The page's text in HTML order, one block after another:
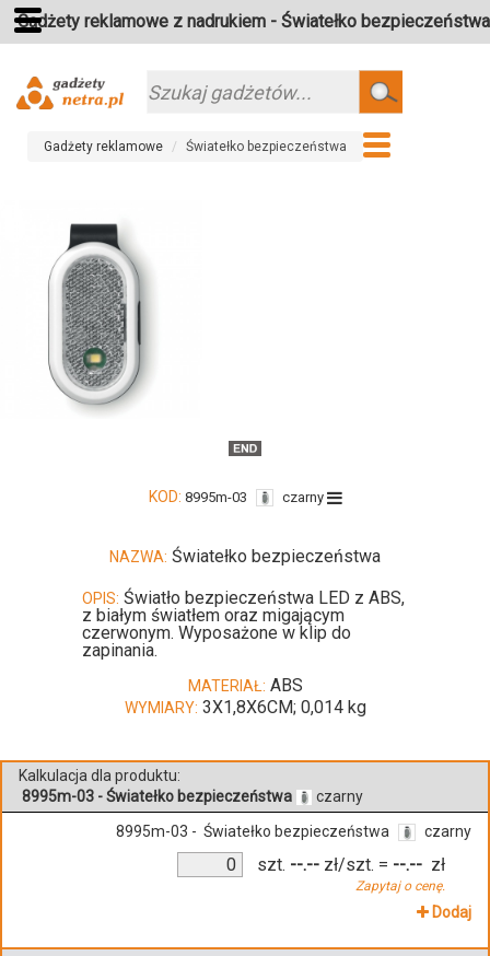
Gadżety reklamowe z nadrukiem - Światełko bezpieczeństwa
Szukaj
Gadżety reklamowe Światełko bezpieczeństwa
KOD: 8995m-03 czarny
NAZWA: Światełko bezpieczeństwa
OPIS: Światło bezpieczeństwa LED z ABS,
z białym światłem oraz migającym
czerwonym. Wyposażone w klip do
zapinania.
MATERIAŁ: ABS
WYMIARY: 3X1,8X6CM; 0,014 kg
Kalkulacja dla produktu:
8995m-03 - Światełko bezpieczeństwa
czarny
8995m-03 - Światełko bezpieczeństwa czarny
szt. --.-- zł/szt.
Zapytaj o cenę.
= --.-- zł
Dodaj